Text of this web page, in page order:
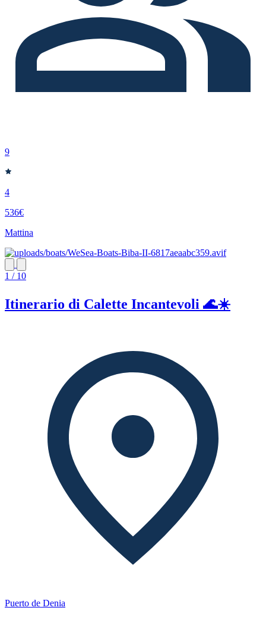
9
4
536€
Mattina
1 / 10
Itinerario di Calette Incantevoli 🌊☀️
Puerto de Denia